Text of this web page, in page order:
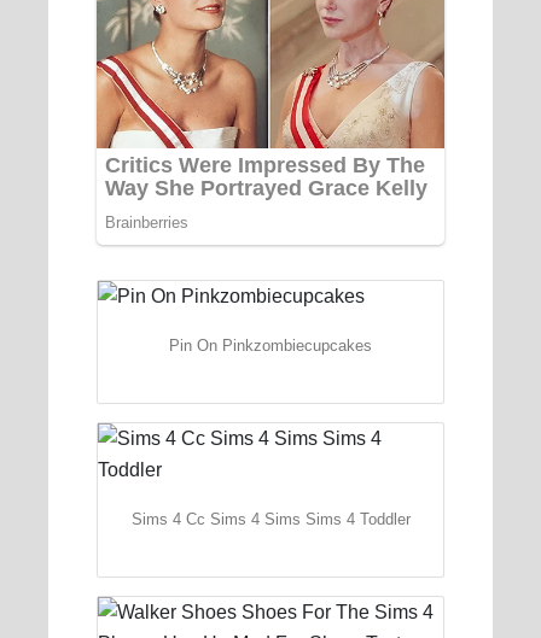
Pin On Pinkzombiecupcakes
Sims 4 Cc Sims 4 Sims Sims 4 Toddler